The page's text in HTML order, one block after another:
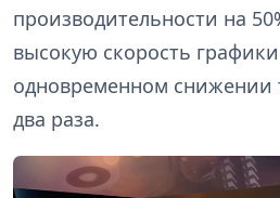
производительности на
высокую скорость
одновременном снижении
два раза.